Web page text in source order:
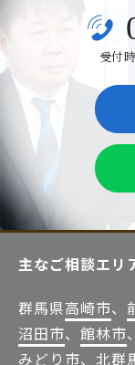
受付
主なご相談エリ
群馬県高崎市、
沼田市、 館林市、
みどり市、北群